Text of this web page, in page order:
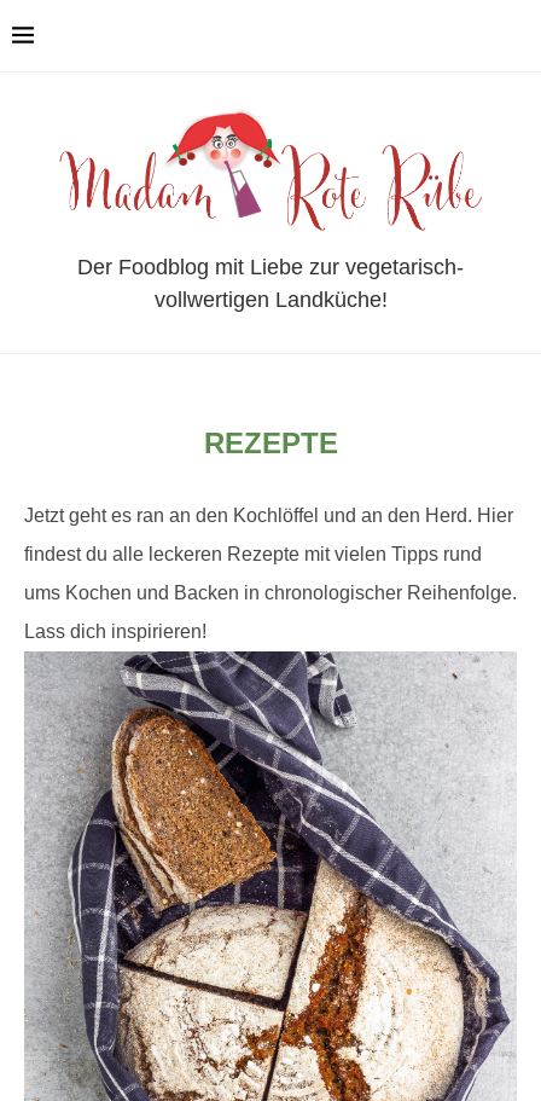
Der Foodblog mit Liebe zur vegetarisch-
vollwertigen Landküche!
REZEPTE
Jetzt geht es ran an den Kochlöffel und an den Herd. Hier
findest du alle leckeren Rezepte mit vielen Tipps rund
ums Kochen und Backen in chronologischer Reihenfolge.
Lass dich inspirieren!